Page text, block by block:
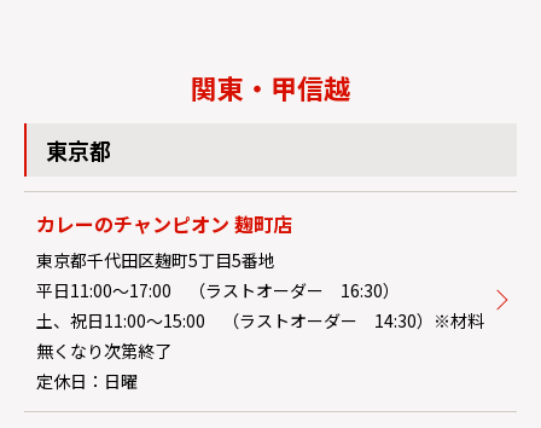
関東・甲信越
東京都
カレーのチャンピオン 麹町店
東京都千代田区麹町5丁目5番地
平日11:00～17:00 （ラストオーダー 16:30）
土、祝日11:00～15:00 （ラストオーダー 14:30）※材料
無くなり次第終了
定休日：日曜